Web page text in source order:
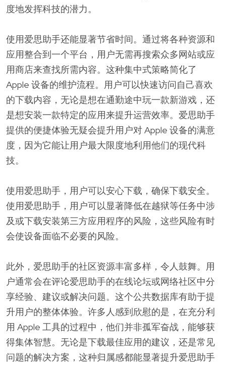
度地发挥科技的潜力。
使用爱思助手还能显著节省时间。通过将各种资源和
应用整合到一个平台，用户无需再搜索众多网站或应
用商店来查找所需内容。这种集中式策略简化了
Apple 设备的维护流程。用户可以快速访问自己喜欢
的下载内容，无论是想在通勤途中玩一款新游戏，还
是想安装一款特定的应用来提升运营效率。爱思助手
提供的便捷体验无疑会提升用户对 Apple 设备的满意
度，因为它能让用户最大限度地利用他们的现代科
技。
使用爱思助手，用户可以安心下载，确保下载安全。
使用爱思助手，用户可以显著降低在越狱等任务中涉
及或下载安装第三方应用程序的风险，这些风险有时
会使设备面临不必要的风险。
此外，爱思助手的社区资源丰富多样，令人鼓舞。用
户通常会在评论爱思助手的在线论坛或网络社区中分
享经验、建议或解决问题。这个公共数据库有助于提
升用户的整体体验。许多人感到欣慰的是，在充分利
用 Apple 工具的过程中，他们并非孤军奋战，能够获
得集体智慧。无论是下载最佳应用的建议，还是常见
问题的解决方案，这种归属感都能显著提升爱思助手